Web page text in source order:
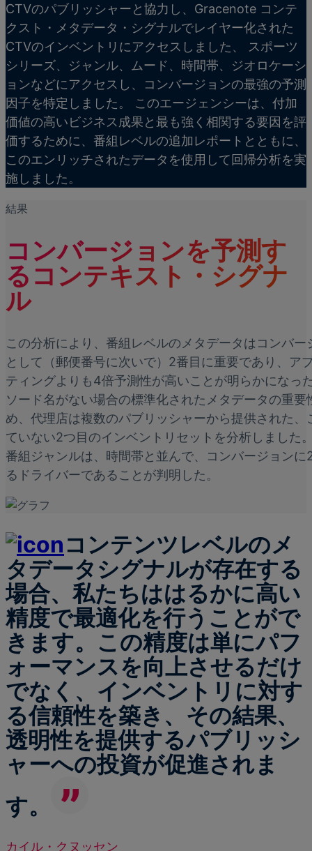
CTVのパブリッシャーと協力し、Gracenote コンテ
クスト・メタデータ・シグナルでレイヤー化された
CTVのインベントリにアクセスしました、
スポーツ
シリーズ、ジャンル、ムード、時間帯、ジオロケーシ
ョンなどにアクセスし、コンバージョンの最強の予測
因子を特定しました。 このエージェンシーは、付加
価値の高いビジネス成果と最も強く相関する要因を評
価するために、番組レベルの追加レポートとともに、
このエンリッチされたデータを使用して回帰分析を実
施しました。
結果
コンバージョンを予測す
るコンテキスト・シグナ
ル
この分析により、番組レベルのメタデータはコンバー
として（郵便番号に次いで）2番目に重要であり、ア
ティングよりも4倍予測性が高いことが明らかになっ
ソード名がない場合の標準化されたメタデータの重要
め、代理店は複数のパブリッシャーから提供された、
ていない2つ目のインベントリセットを分析しました
番組ジャンルは、時間帯と並んで、コンバージョン
るドライバーであることが判明した。
コンテンツレベルのメ
タデータシグナルが存在する
場合、私たちははるかに高い
精度で最適化を行うことがで
きます。この精度は単にパフ
ォーマンスを向上させるだけ
でなく、インベントリに対す
る信頼性を築き、その結果、
透明性を提供するパブリッシ
ャーへの投資が促進されま
す。
カイル・クヌッセン